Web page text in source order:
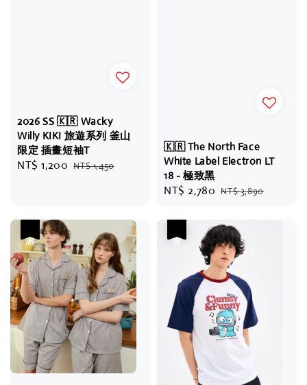
2026 SS 🇰🇷 Wacky
Willy KIKI 旅遊系列 釜山
限定 插畫短袖T
Sale
NT$ 1,200 Regular
NT$ 1,450
🇰🇷 The North Face
White Label Electron LT
18 - 極致黑
Sale
NT$ 2,780 Regular
NT$ 3,890